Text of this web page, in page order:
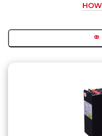
⚭